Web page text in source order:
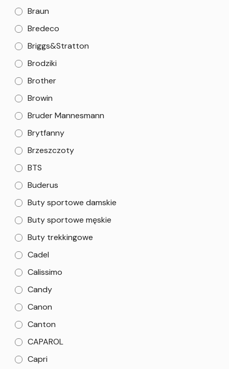
Braun
Bredeco
Briggs&Stratton
Brodziki
Brother
Browin
Bruder Mannesmann
Brytfanny
Brzeszczoty
BTS
Buderus
Buty sportowe damskie
Buty sportowe męskie
Buty trekkingowe
Cadel
Calissimo
Candy
Canon
Canton
CAPAROL
Capri